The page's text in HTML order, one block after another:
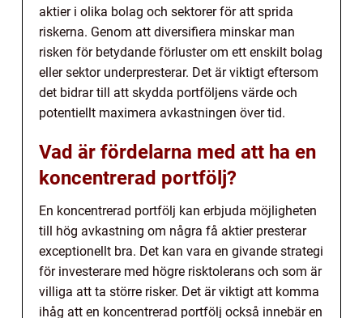
aktier i olika bolag och sektorer för att sprida
riskerna. Genom att diversifiera minskar man
risken för betydande förluster om ett enskilt bolag
eller sektor underpresterar. Det är viktigt eftersom
det bidrar till att skydda portföljens värde och
potentiellt maximera avkastningen över tid.
Vad är fördelarna med att ha en
koncentrerad portfölj?
En koncentrerad portfölj kan erbjuda möjligheten
till hög avkastning om några få aktier presterar
exceptionellt bra. Det kan vara en givande strategi
för investerare med högre risktolerans och som är
villiga att ta större risker. Det är viktigt att komma
ihåg att en koncentrerad portfölj också innebär en